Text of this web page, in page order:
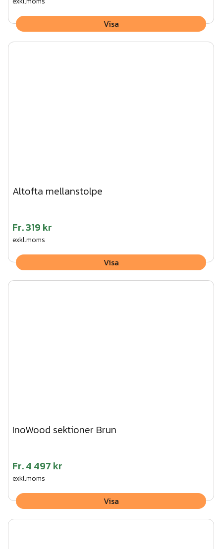
Visa
Altofta mellanstolpe
Fr.319 kr
exkl.moms
Visa
InoWood sektioner Brun
Fr.4 497 kr
exkl.moms
Visa